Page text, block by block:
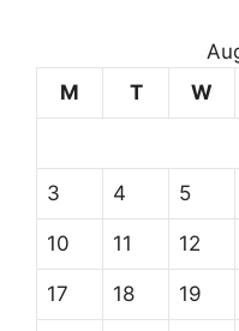
M
T W
3 4 5
10 11 12
17 18 19